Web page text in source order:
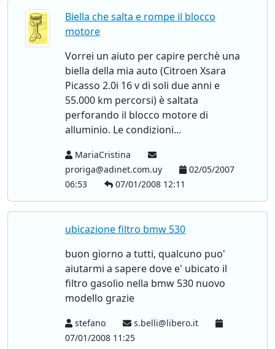
Biella che salta e rompe il blocco
motore
Vorrei un aiuto per capire perchè una
biella della mia auto (Citroen Xsara
Picasso 2.0i 16 v di soli due anni e
55.000 km percorsi) è saltata
perforando il blocco motore di
alluminio. Le condizioni...
MariaCristina
proriga@adinet.com.uy
02/05/2007
06:53
07/01/2008 12:11
ubicazione filtro bmw 530
buon giorno a tutti, qualcuno puo'
aiutarmi a sapere dove e' ubicato il
filtro gasolio nella bmw 530 nuovo
modello grazie
stefano
s.belli@libero.it
07/01/2008 11:25